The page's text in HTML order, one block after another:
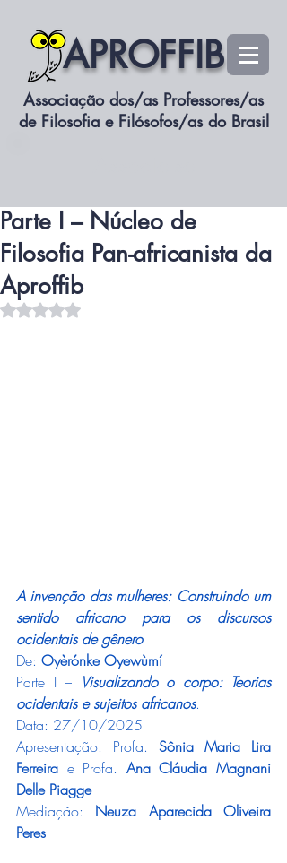
APROFFIB
Associação dos/as Professores/as
de Filosofia e Filósofos/as do Brasil
Parte I – Núcleo de
Filosofia Pan-africanista da
Aproffib
Avaliado com NaN de 5 estrelas.
A invenção das mulheres: Construindo um
sentido africano para os discursos
ocidentais de gênero
De: Oyèrónke Oyewùmí
Parte I – Visualizando o corpo: Teorias
ocidentais e sujeitos africanos.
Data: 27/10/2025
Apresentação: Profa. Sônia Maria Lira
Ferreira e Profa. Ana Cláudia Magnani
Delle Piagge
Mediação: Neuza Aparecida Oliveira
Peres